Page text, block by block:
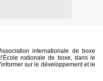
internationale de boxe
nationale de boxe, dans le
sur le développement et le